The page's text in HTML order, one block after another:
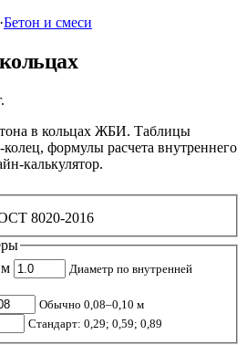
·Бетон и смеси
в кольцах ЖБИ. Таблицы
формулы расчета внутреннего
калькулятор.
8020-2016
Диаметр по внутренней
Обычно 0,08–0,10 м
Стандарт: 0,29; 0,59; 0,89